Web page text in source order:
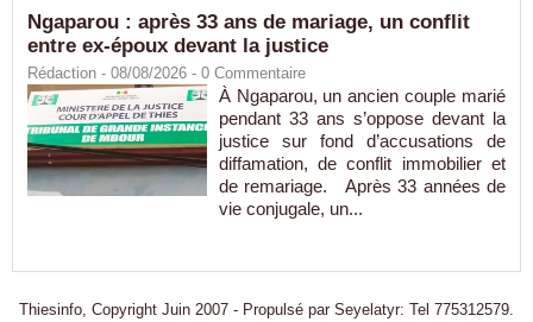
Ngaparou : après 33 ans de mariage, un conflit
entre ex-époux devant la justice
Rédaction - 08/08/2026 - 0 Commentaire
À Ngaparou, un ancien couple marié
pendant 33 ans s’oppose devant la
justice sur fond d’accusations de
diffamation, de conflit immobilier et
de remariage. Après 33 années de
vie conjugale, un...
Thiesinfo, Copyright Juin 2007 - Propulsé par Seyelatyr: Tel 775312579.